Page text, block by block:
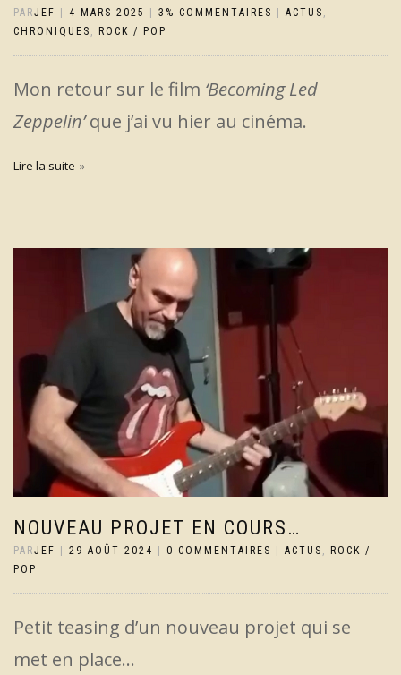
PARJEF | 4 MARS 2025 | 3% COMMENTAIRES | ACTUS
CHRONIQUES
ROCK / POP
Mon retour sur le film ‘Becoming Led
Zeppelin’que j’ai vu hier au cinéma.
Lire la suite
NOUVEAU PROJET EN COURS…
PARJEF 29 AOÛT 2024 0 COMMENTAIRES ACTUS ,
ROCK /
POP
Petit teasing d’un nouveau projet qui se
met en place…